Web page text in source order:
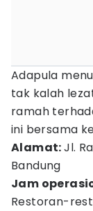
Adapula
tak kalah
ramah
ini bersama
Alamat:Jl.
Bandung
Jam
Restoran-